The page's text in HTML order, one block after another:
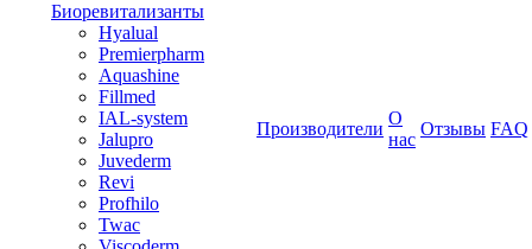
Биоревитализанты
Hyalual
Premierpharm
Aquashine
Fillmed
IAL-system
Jalupro
Juvederm
Revi
Profhilo
Twac
Производители
О
нас
Отзывы FAQ